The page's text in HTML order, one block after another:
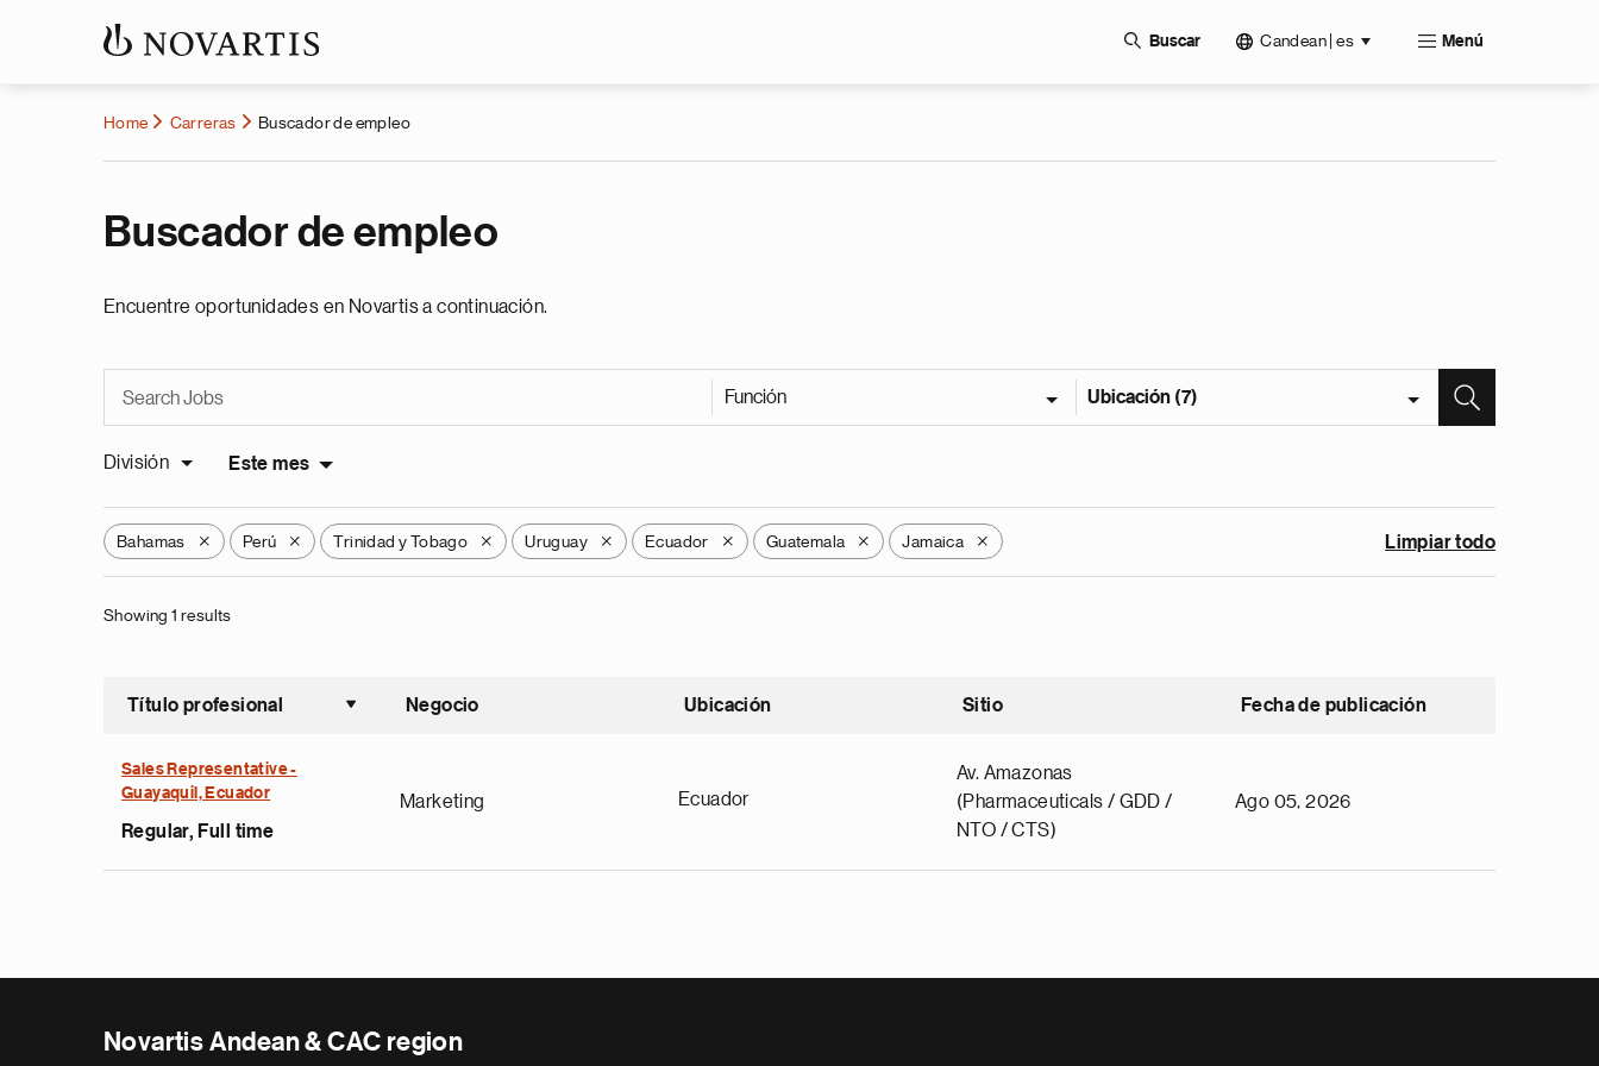
Buscar Candean | es Menú
Home Carreras Buscador de empleo
Buscador de empleo
Encuentre oportunidades en Novartis a continuación.
Función Ubicación (7)
División Este mes
Bahamas X Perú X Trinidad y Tobago X Uruguay X Ecuador X Guatemala X Jamaica X Limpiar todo
Showing 1 results
Título profesional
Ordenar ascendente
Negocio Ubicación Sitio Fecha de publicación
Sales Representative -
Guayaquil, Ecuador
Regular, Full time
Marketing Ecuador
Av. Amazonas
(Pharmaceuticals / GDD /
NTO / CTS)
Ago 05, 2026
Novartis Andean & CAC region